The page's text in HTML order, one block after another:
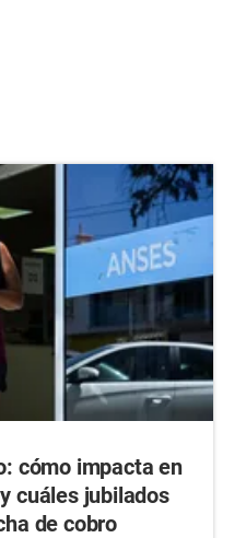
cómo impacta en
cuáles jubilados
de cobro